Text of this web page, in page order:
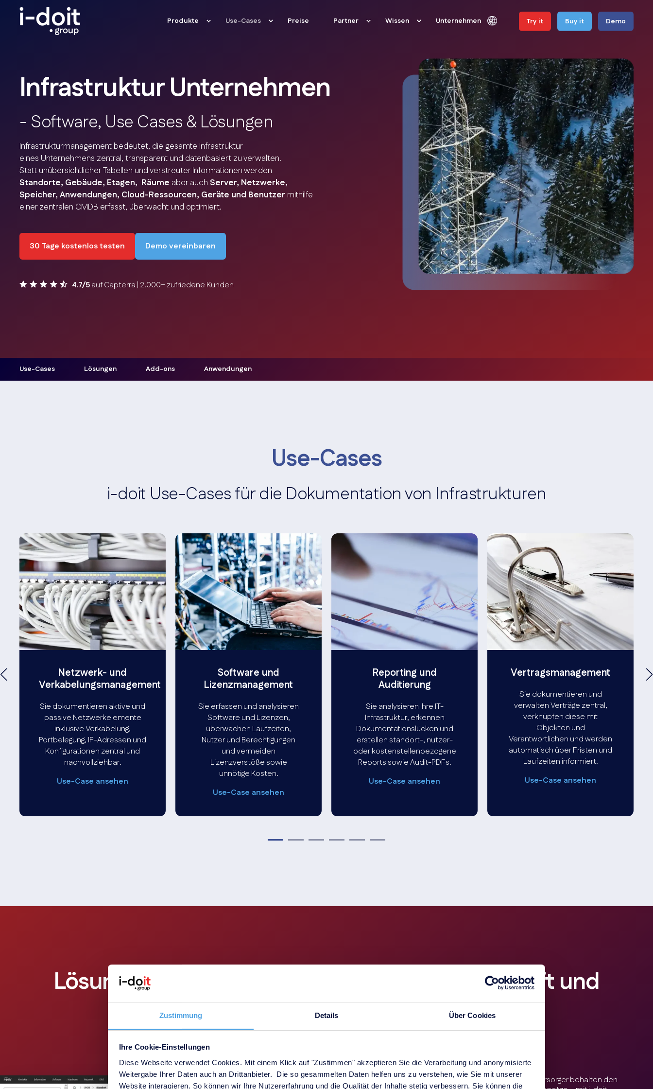
Zustimmung Details Über Cookies
Ihre Cookie-Einstellungen
Diese Webseite verwendet Cookies. Mit einem Klick auf "Zustimmen" akzeptieren Sie die Verarbeitung und anonymisierte
Weitergabe Ihrer Daten auch an Drittanbieter. Die so gesammelten Daten helfen uns zu verstehen, wie Sie mit unserer
Website interagieren. So können wir Ihre Nutzererfahrung und die Qualität der Inhalte stetig verbessern. Sie können die
Produkte Use-Cases Preise Partner Wissen Unternehmen Try it Buy it Demo
Infrastruktur Unternehmen
- Software, Use Cases & Lösungen
Infrastrukturmanagement bedeutet, die gesamte Infrastruktur
eines Unternehmens zentral, transparent und datenbasiert zu verwalten.
Statt unübersichtlicher Tabellen und verstreuter Informationen werden
Standorte, Gebäude, Etagen, Räume aber auch Server, Netzwerke,
Speicher, Anwendungen, Cloud-Ressourcen, Geräte und Benutzer mithilfe
einer zentralen CMDB erfasst, überwacht und optimiert.
30 Tage kostenlos testen Demo vereinbaren
4.7/5auf Capterra | 2.000+ zufriedene Kunden
Use-Cases Lösungen Add-ons Anwendungen
Use-Cases
i-doit Use-Cases für die Dokumentation von Infrastrukturen
Netzwerk- und
Verkabelungsmanagement
Sie dokumentieren aktive und
passive Netzwerkelemente
inklusive Verkabelung,
Portbelegung, IP-Adressen und
Konfigurationen zentral und
nachvollziehbar.
Use-Case ansehen
Software und
Lizenzmanagement
Sie erfassen und analysieren
Software und Lizenzen,
überwachen Laufzeiten,
Nutzer und Berechtigungen
und vermeiden
Lizenzverstöße sowie
unnötige Kosten.
Use-Case ansehen
Reporting und
Auditierung
Sie analysieren Ihre IT-
Infrastruktur, erkennen
Dokumentationslücken und
erstellen standort-, nutzer-
oder kostenstellenbezogene
Reports sowie Audit-PDFs.
Use-Case ansehen
Vertragsmanagement
Sie dokumentieren und
verwalten Verträge zentral,
verknüpfen diese mit
Objekten und
Verantwortlichen und werden
automatisch über Fristen und
Laufzeiten informiert.
Use-Case ansehen
Lösungen für Energieversorger, Wasserwirtschaft und
öffentliche Infrastruktur
Stadtwerke, Versorgungsunternehmen und Energieversorger behalten den